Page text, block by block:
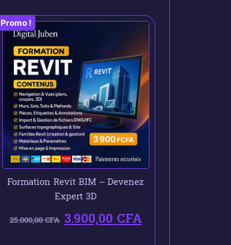
Promo !
Formation Revit BIM – Devenez
Expert 3D
25.000,00CFA 3.900,00CFA